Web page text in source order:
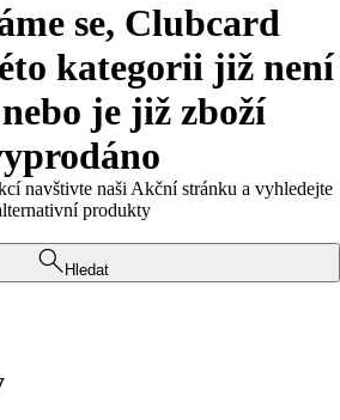
se, Clubcard
kategorii již není
je již zboží
navštivte naši Akční stránku a vyhledejte
produkty
Hledat